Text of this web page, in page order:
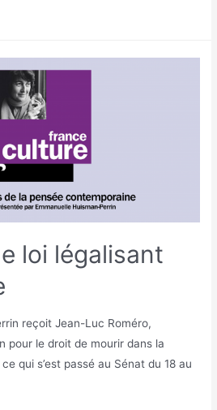
loi légalisant
reçoit Jean-Luc Roméro,
pour le droit de mourir dans la
qui s’est passé au Sénat du 18 au